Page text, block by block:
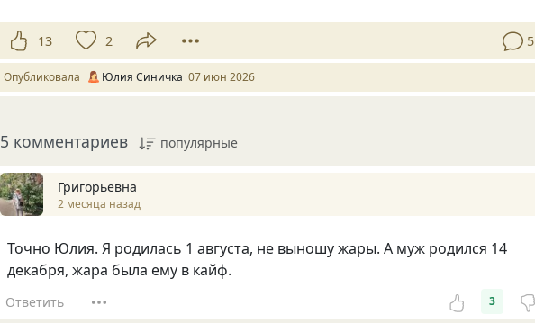
13 2 5
Опубликовала Юлия Синичка 07 июн 2026
5 комментариев популярные
Григорьевна
2 месяца назад
Точно Юлия. Я родилась 1 августа, не выношу жары. А муж родился 14
декабря, жара была ему в кайф.
Ответить 3